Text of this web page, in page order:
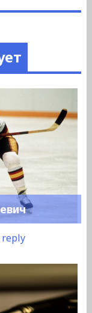
reply